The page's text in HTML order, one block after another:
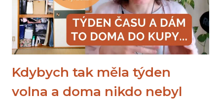
LÁME
V
60TI
Kdybych tak měla týden
volna a doma nikdo nebyl